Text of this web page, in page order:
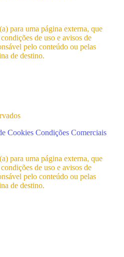
para uma página externa, que
de uso e avisos de
pelo conteúdo ou pelas
de destino.
Cookies Condições Comerciais
para uma página externa, que
de uso e avisos de
pelo conteúdo ou pelas
de destino.